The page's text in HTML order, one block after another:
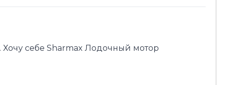
Хочу себе Sharmax Лодочный мотор